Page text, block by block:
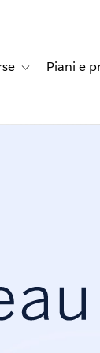
dei clienti
navigation for
Toggle sub-
Piani e